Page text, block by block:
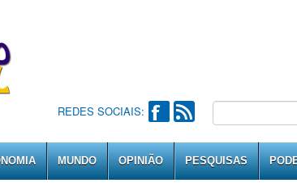
REDES SOCIAIS:
MUNDO OPINIÃO PESQUISAS